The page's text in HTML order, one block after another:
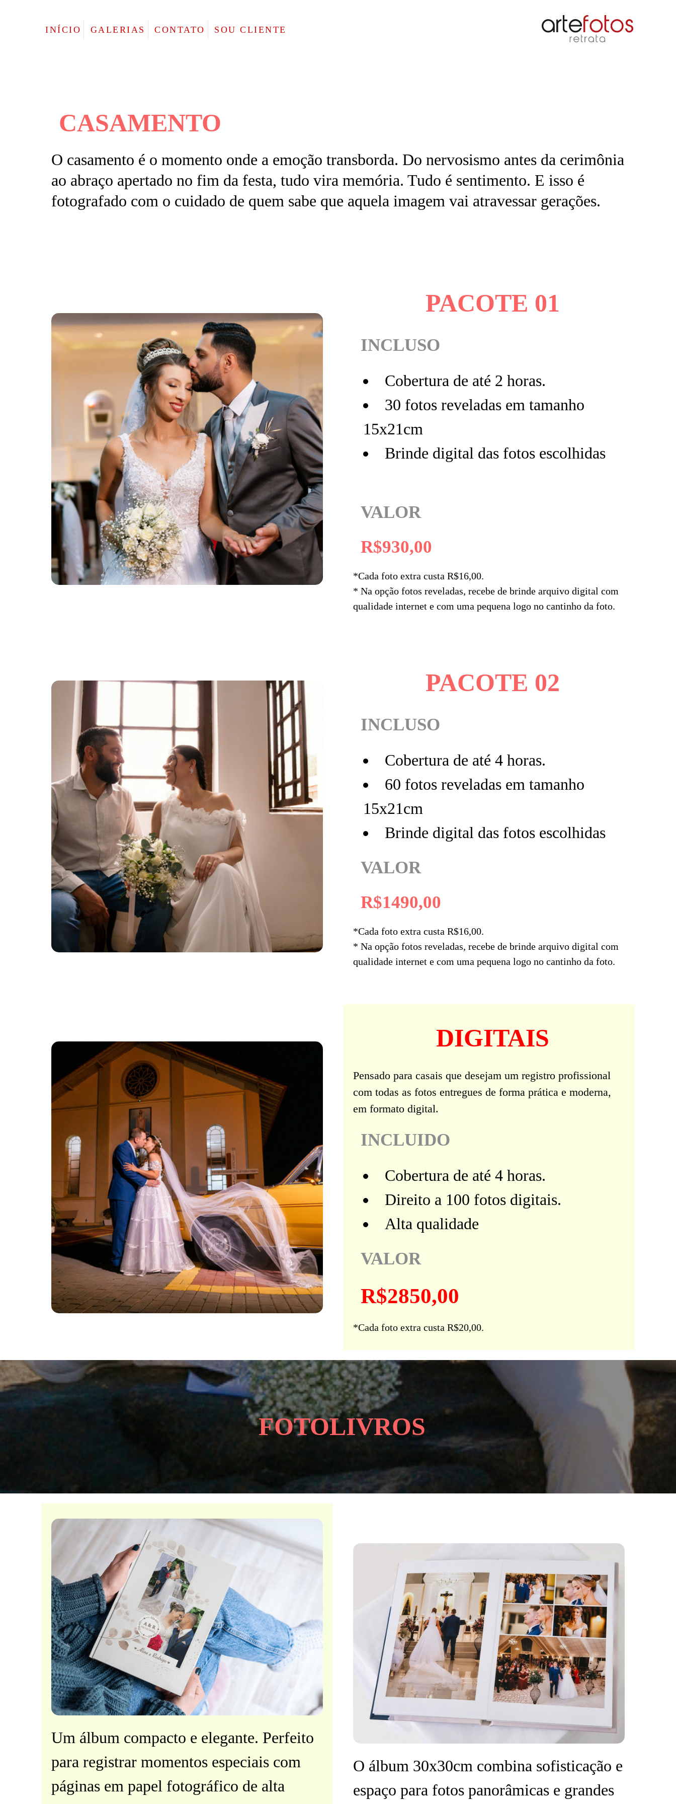
INÍCIO GALERIAS CONTATO SOU CLIENTE
CASAMENTO
O casamento é o momento onde a emoção transborda. Do nervosismo antes da cerimônia
ao abraço apertado no fim da festa, tudo vira memória. Tudo é sentimento. E isso é
fotografado com o cuidado de quem sabe que aquela imagem vai atravessar gerações.
PACOTE 01
INCLUSO
Cobertura de até 2 horas.
30 fotos reveladas em tamanho
15x21cm
Brinde digital das fotos escolhidas
VALOR
R$930,00
*Cada foto extra custa R$16,00.
* Na opção fotos reveladas, recebe de brinde arquivo digital com
qualidade internet e com uma pequena logo no cantinho da foto.
PACOTE 02
INCLUSO
Cobertura de até 4 horas.
60 fotos reveladas em tamanho
15x21cm
Brinde digital das fotos escolhidas
VALOR
R$1490,00
*Cada foto extra custa R$16,00.
* Na opção fotos reveladas, recebe de brinde arquivo digital com
qualidade internet e com uma pequena logo no cantinho da foto.
DIGITAIS
Pensado para casais que desejam um registro profissional
com todas as fotos entregues de forma prática e moderna,
em formato digital.
INCLUIDO
Cobertura de até 4 horas.
Direito a 100 fotos digitais.
Alta qualidade
VALOR
R$2850,00
*Cada foto extra custa R$20,00.
FOTOLIVROS
Um álbum compacto e elegante. Perfeito
para registrar momentos especiais com
páginas em papel fotográfico de alta
O álbum 30x30cm combina sofisticação e
espaço para fotos panorâmicas e grandes